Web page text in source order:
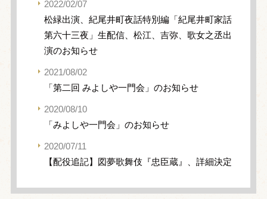
2022/02/07
松緑出演、紀尾井町夜話特別編「紀尾井町家話
第六十三夜」生配信、松江、吉弥、歌女之丞出
演のお知らせ
2021/08/02
「第二回 みよしや一門会」のお知らせ
2020/08/10
「みよしや一門会」のお知らせ
2020/07/11
【配役追記】図夢歌舞伎『忠臣蔵』、詳細決定